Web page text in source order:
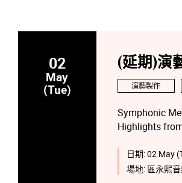
02
May
(Tue)
(延期)演
演藝製作
Symphonic
Highlights
The Music of
Obi-Wan -
日期:02 May
場地:區永熙